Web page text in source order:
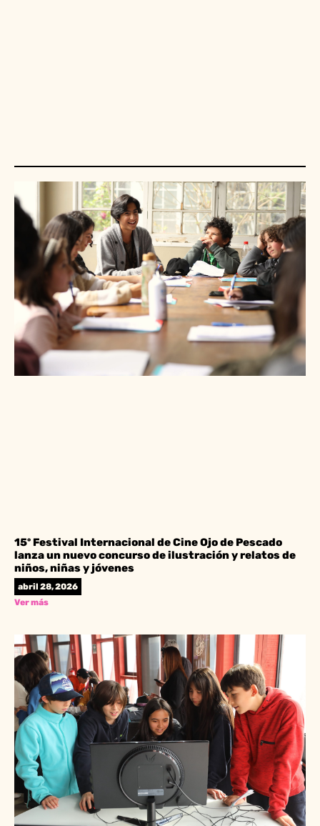
15º Festival Internacional de Cine Ojo de Pescado
lanza un nuevo concurso de ilustración y relatos de
niños, niñas y jóvenes
abril 28, 2026
Ver más